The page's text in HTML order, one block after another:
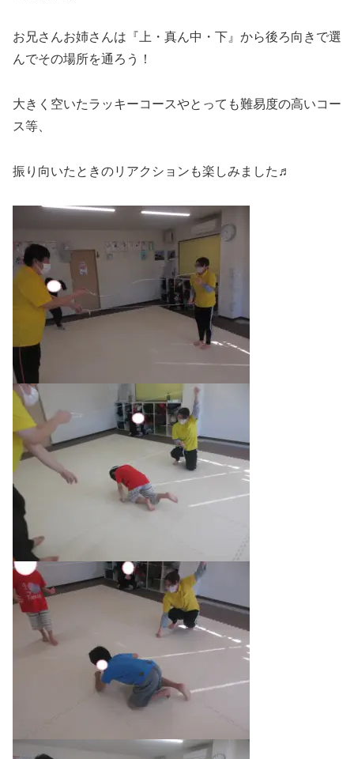
お兄さんお姉さんは『上・真ん中・下』から後ろ向きで選
んでその場所を通ろう！
大きく空いたラッキーコースやとっても難易度の高いコー
ス等、
振り向いたときのリアクションも楽しみました♬